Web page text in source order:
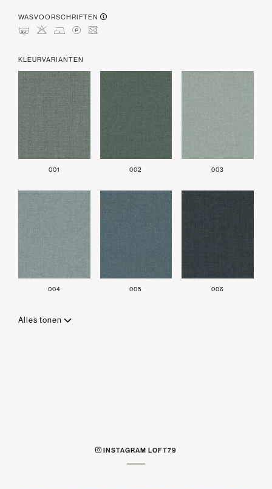
WASVOORSCHRIFTEN
mHDLU
KLEURVARIANTEN
001 002 003
004 005 006
Alles tonen
INSTAGRAM LOFT79